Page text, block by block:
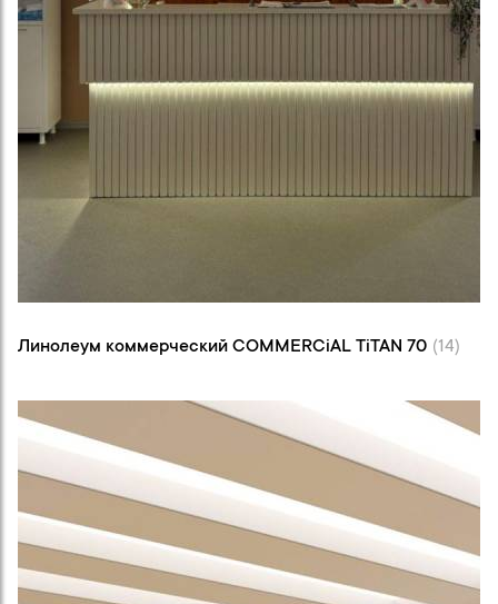
70 (14)
Линолеум коммерческий COMMERCiAL TiTAN 70 (14)